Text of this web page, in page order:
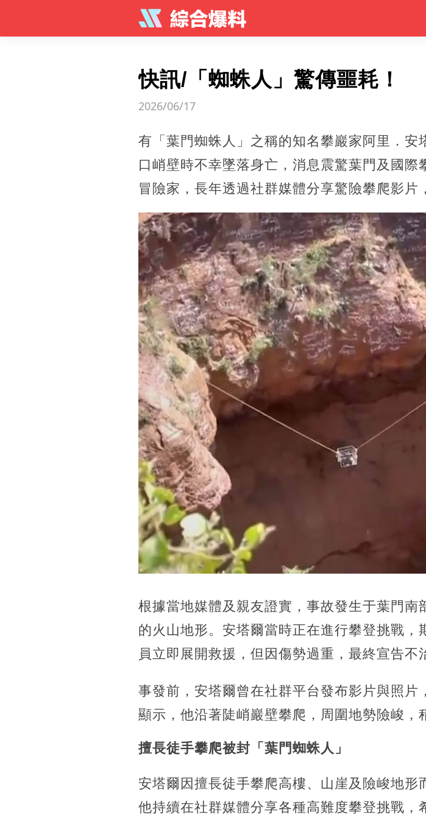
快訊/「蜘蛛人」驚傳噩耗！
2026/06/17
有「葉門蜘蛛人」之稱的知名攀巖家阿里．
口峭壁時不幸墜落身亡，消息震驚葉門及國
冒險家，長年透過社群媒體分享驚險攀爬影片
根據當地媒體及親友證實，事故發生于葉門南
的火山地形。安塔爾當時正在進行攀登挑戰
員立即展開救援，但因傷勢過重，最終宣告不
事發前，安塔爾曾在社群平台發布影片與照
顯示，他沿著陡峭巖壁攀爬，周圍地勢險峻，
擅長徒手攀爬被封「葉門蜘蛛人」
安塔爾因擅長徒手攀爬高樓、山崖及險峻地形
他持續在社群媒體分享各種高難度攀登挑戰